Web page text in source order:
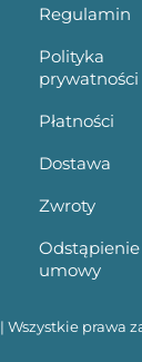
Regulamin
Polityka
prywatności
Płatności
Dostawa
Zwroty
umowy
| Wszystkie prawa